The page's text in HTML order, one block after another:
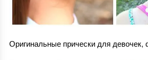
Оригинальные прически для девочек,